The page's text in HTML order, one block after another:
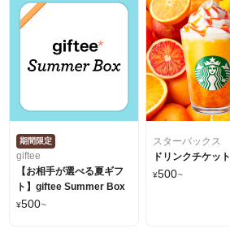
期間限定
giftee
【お相手が選べる夏ギフ
ト】giftee Summer Box
¥500~
スターバックス
ドリンクチケット
¥500~